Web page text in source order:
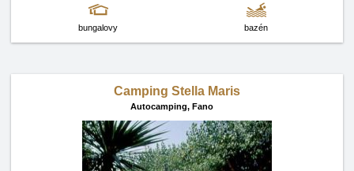
bungalovy bazén
Camping Stella Maris
Autocamping, Fano